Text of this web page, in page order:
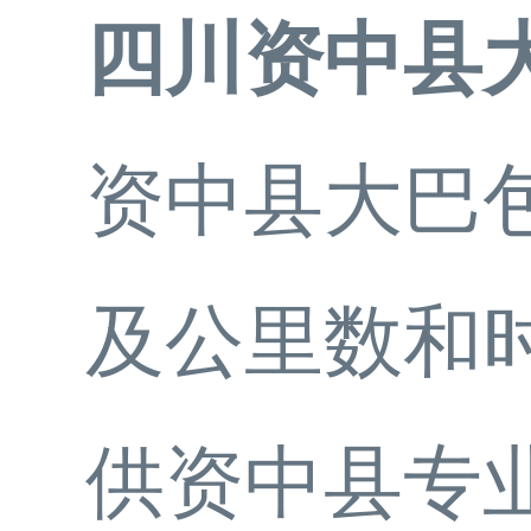
四川资中县
资中县大巴
及公里数和
供资中县专